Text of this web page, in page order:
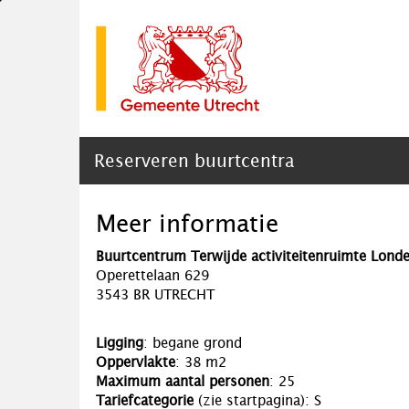
Reserveren buurtcentra
Meer informatie
Buurtcentrum Terwijde activiteitenruimte
Operettelaan 629
3543 BR UTRECHT
Ligging: begane grond
Oppervlakte: 38 m2
Maximum aantal personen: 25
Tariefcategorie (zie startpagina): S